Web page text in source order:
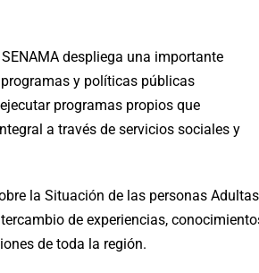
despliega una importante
y políticas públicas
programas propios que
a través de servicios sociales y
la Situación de las personas Adultas
de experiencias,
de toda la región.